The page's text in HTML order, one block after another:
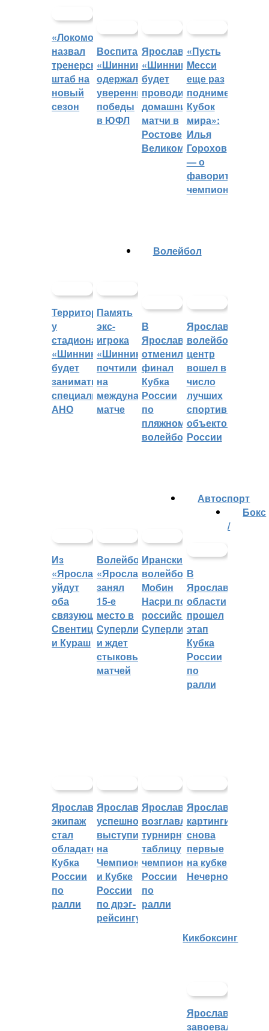
«Локомотив»
назвал
тренерский
штаб на
новый
сезон
Воспитанники
«Шинника»
одержали
уверенные
победы
в ЮФЛ
Ярославский
«Шинник»
будет
проводить
домашние
матчи в
Ростове
Великом
«Пусть
Месси
еще раз
поднимет
Кубок
мира»:
Илья
Горохов
— о
фаворитах
чемпионата
Территорией
у
стадиона
«Шинник»
будет
заниматься
специальное
АНО
Память
экс-
игрока
«Шинника»
почтили
на
международном
матче
Волейбол
В
Ярославле
отменили
финал
Кубка
России
по
пляжному
волейболу
Ярославский
волейбольный
центр
вошел в
число
лучших
спортивных
объектов
России
Из
«Ярославича»
уйдут
оба
связующих:
Свентицкис
и Кураш
Волейбольный
«Ярославич»
занял
15-е
место в
Суперлиге
и ждет
стыковых
матчей
Иранский
волейболист
Мобин
Насри покинет
российскую
Суперлигу
Автоспорт
В
Ярославской
области
прошел
этап
Кубка
России
по
ралли
Ярославский
экипаж
стал
обладателем
Кубка
России
по
ралли
Ярославцы
успешно
выступили
на
Чемпионате
и Кубке
России
по дрэг-
рейсингу
Ярославцы
возглавляют
турнирную
таблицу
чемпионата
России
по
ралли
Ярославские
картингисты
снова
первые
на кубке
Нечерноземья
Бокс
/
Кикбоксинг
Ярославцы
завоевали